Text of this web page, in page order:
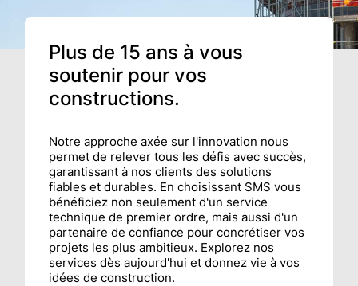
Plus de 15 ans à vous
soutenir pour vos
constructions.
Notre approche axée sur l'innovation nous
permet de relever tous les défis avec succès,
garantissant à nos clients des solutions
fiables et durables. En choisissant SMS vous
bénéficiez non seulement d'un service
technique de premier ordre, mais aussi d'un
partenaire de confiance pour concrétiser vos
projets les plus ambitieux. Explorez nos
services dès aujourd'hui et donnez vie à vos
idées de construction.